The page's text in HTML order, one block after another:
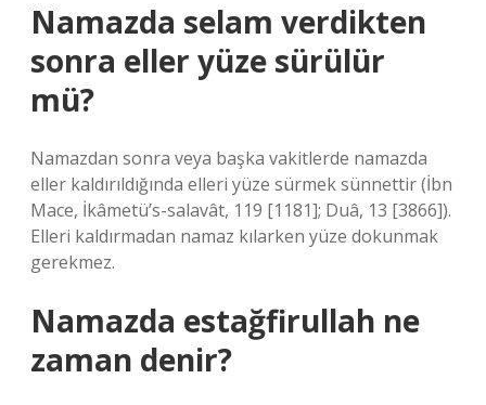
Namazda selam verdikten
sonra eller yüze sürülür
mü?
Namazdan sonra veya başka vakitlerde namazda
eller kaldırıldığında elleri yüze sürmek sünnettir (İbn
Mace, İkâmetü’s-salavât, 119 [1181]; Duâ, 13 [3866]).
Elleri kaldırmadan namaz kılarken yüze dokunmak
gerekmez.
Namazda estağfirullah ne
zaman denir?